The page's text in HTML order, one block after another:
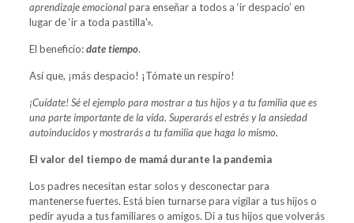
aprendizaje emocionalpara enseñar a todos a ‘ir despacio’ en
lugar de ‘ir a toda pastilla'».
El beneficio:date tiempo.
Así que, ¡más despacio! ¡Tómate un respiro!
¡Cuídate! Sé el ejemplo para mostrar a tus hijos y a tu familia que es
una parte importante de la vida. Superarás el estrés y la ansiedad
autoinducidos y mostrarás a tu familia que haga lo mismo.
El valor del tiempo de mamá durante la pandemia
Los padres necesitan estar solos y desconectar para
mantenerse fuertes. Está bien turnarse para vigilar a tus hijos o
pedir ayuda a tus familiares o amigos. Di a tus hijos que volverás